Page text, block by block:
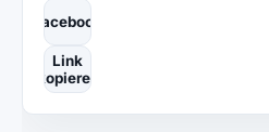
Facebook
Link
kopieren